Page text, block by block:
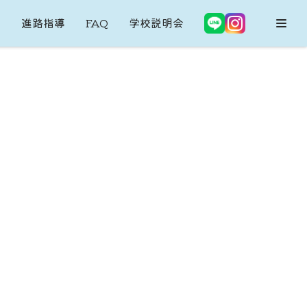
進路指導 FAQ 学校説明会